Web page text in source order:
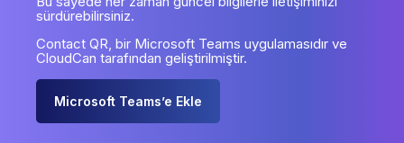
sürdürebilirsiniz.
Contact QR, bir Microsoft Teams uygulamasıdır ve
CloudCan tarafından geliştirilmiştir.
Microsoft Teams’e Ekle